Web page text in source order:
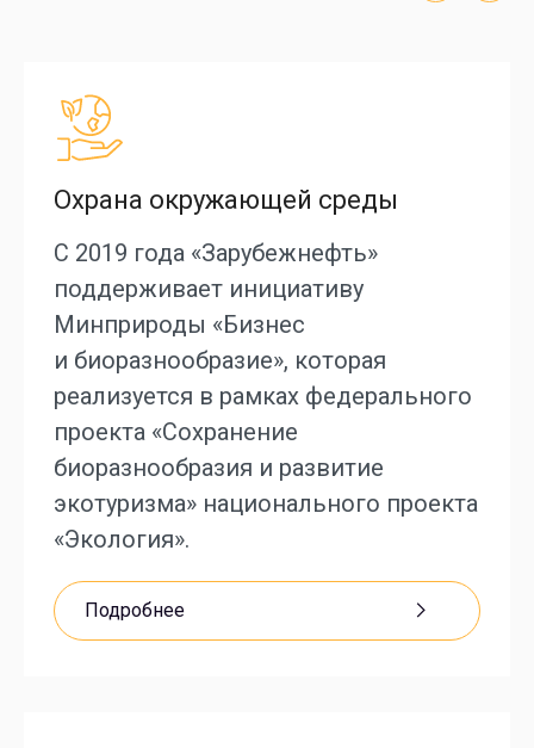
Охрана окружающей среды
С 2019 года «Зарубежнефть»
поддерживает инициативу
Минприроды «Бизнес
и биоразнообразие», которая
реализуется в рамках федерального
проекта «Сохранение
биоразнообразия и развитие
экотуризма» национального проекта
«Экология».
Подробнее